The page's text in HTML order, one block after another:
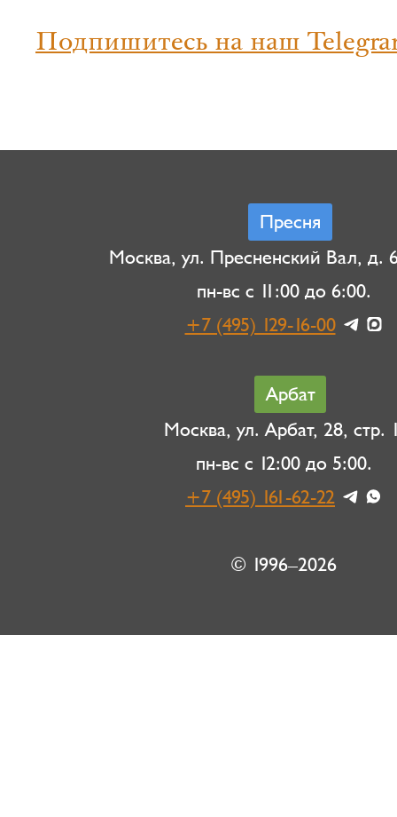
Подпишитесь на наш
Пресня
Москва, ул. Пресненский Вал, д.
пн-вс с 11:00 до 6:00.
+7 (495) 129-16-00
Арбат
Москва, ул. Арбат, 28, стр.
пн-вс с 12:00 до 5:00.
+7 (495) 161-62-22
© 1996–2026